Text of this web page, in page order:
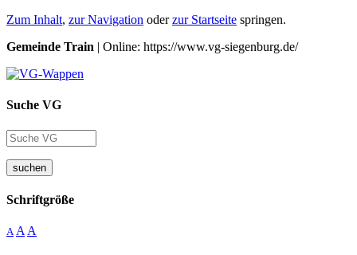
Zum Inhalt, zur Navigation oderzur Startseite springen.
Gemeinde Train | Online: https://www.vg-siegenburg.de/
Suche VG
suchen
Schriftgröße
A A A